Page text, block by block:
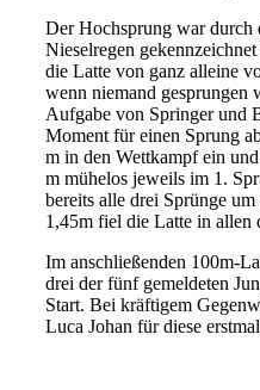
Der Hochsprung war durch
Nieselregen
die Latte von ganz alleine
wenn niemand gesprungen
Aufgabe von Springer und
Moment für einen Sprung
m in den Wettkampf ein
m mühelos jeweils im 1.
bereits alle drei Sprünge
1,45m fiel die Latte in allen
Im anschließenden 100m-
drei der fünf gemeldeten
Start. Bei kräftigem
Luca Johan für diese